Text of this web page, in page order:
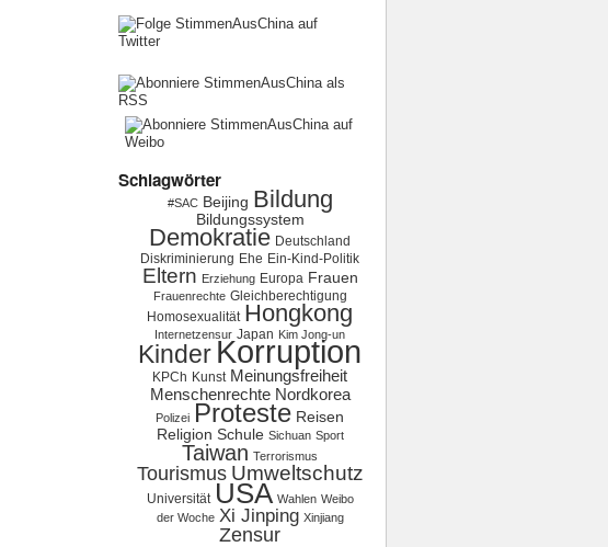
Schlagwörter
#SAC Beijing Bildung
Bildungssystem
Demokratie Deutschland
Diskriminierung Ehe Ein-Kind-Politik
Eltern Erziehung Europa Frauen
Frauenrechte Gleichberechtigung
Homosexualität Hongkong
Internetzensur Japan Kim Jong-un
KinderKorruption
KPCh Kunst Meinungsfreiheit
Menschenrechte Nordkorea
Polizei Proteste Reisen
Religion Schule Sichuan Sport
Taiwan Terrorismus
Tourismus Umweltschutz
Universität USA Wahlen Weibo
der Woche Xi Jinping Xinjiang
Zensur